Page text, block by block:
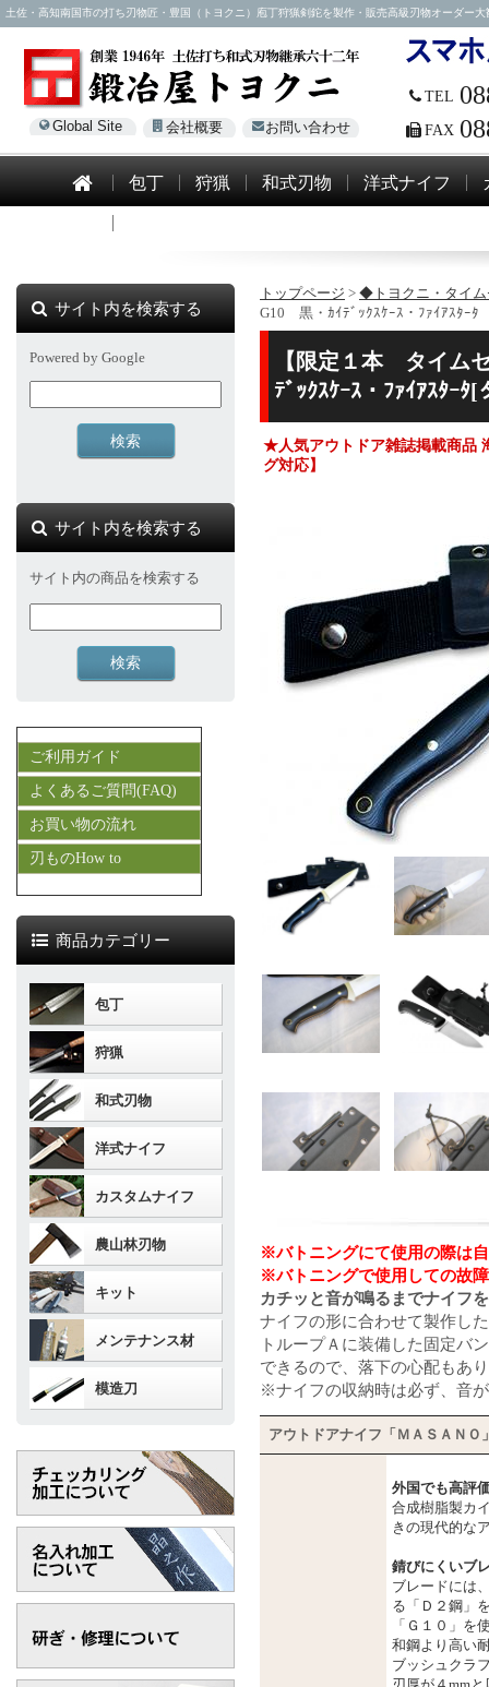
土佐・高知南国市の打ち刃物匠・豊国（トヨクニ）庖丁狩猟剣鉈を製作・販売高級刃物オーダー
Global Site 会社概要 お問い合わせ
TEL
FAX
包丁 狩猟 和式刃物 洋式ナイフ
トップページ > ◆トヨクニ・タイ
G10 黒・ｶｲﾃﾞｯｸｽｹｰｽ・ﾌｧｲｱｽﾀｰﾀ
【限定１本 タイム
ﾃﾞｯｸｽｹｰｽ・ﾌｧｲｱｽﾀｰ
★人気アウトドア雑誌掲載商品
グ対応】
※バトニングにて使用の際は
※バトニングで使用しての故
カチッと音が鳴るまでナイフ
ナイフの形に合わせて製作し
トループＡに装備した固定バ
できるので、落下の心配もあ
※ナイフの収納時は必ず、音
アウトドアナイフ「ＭＡＳＡＮＯ
外国でも高評
合成樹脂製カ
きの現代的な
錆びにくいブ
ブレードには
る「Ｄ２鋼」
「Ｇ１０」を
和鋼より高い
ブッシュクラ
サイト内を検索する
Powered by Google
サイト内を検索する
サイト内の商品を検索する
ご利用ガイド
よくあるご質問(FAQ)
お買い物の流れ
刃ものHow to
商品カテゴリー
包丁
狩猟
和式刃物
洋式ナイフ
カスタムナイフ
農山林刃物
キット
メンテナンス材
模造刀